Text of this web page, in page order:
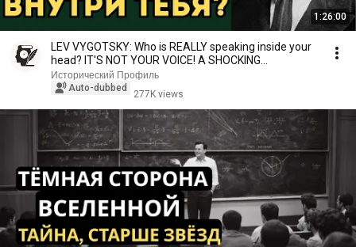
1:26:00
LEV VYGOTSKY: Who is REALLY speaking inside your
head? IT'S NOT YOUR VOICE! A SHOCKING
DISCOVERY
Исторический Профиль
Auto-dubbed
277K views